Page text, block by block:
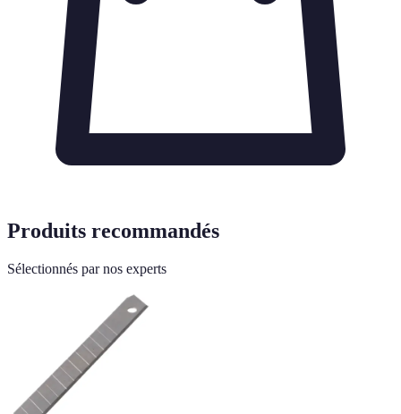
Produits recommandés
Sélectionnés par nos experts